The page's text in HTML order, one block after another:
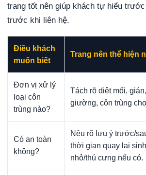
trang tốt nên giúp khách tự hiểu
trước khi liên hệ.
Điều khách
muốn biết
Trang nên thể hiện
Đơn vị xử lý
loại côn
trùng nào?
Tách rõ diệt mối,
giường, côn trùng
Có an toàn
không?
Nêu rõ lưu ý trước/
thời gian quay lại
nhỏ/thú cưng nếu có.